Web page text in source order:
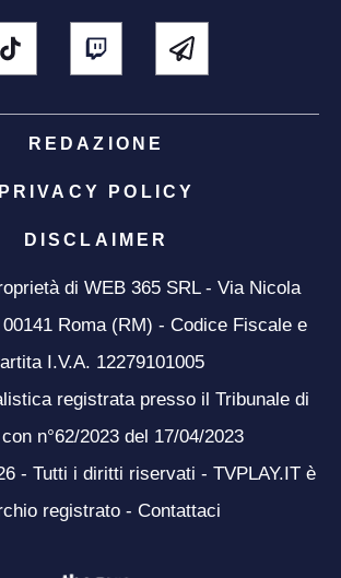
REDAZIONE
PRIVACY POLICY
DISCLAIMER
di WEB 365 SRL - Via Nicola
Roma (RM) - Codice Fiscale e
I.V.A. 12279101005
registrata presso il Tribunale di
n°62/2023 del 17/04/2023
- Tutti i diritti riservati - TVPLAY.IT è
registrato - Contattaci